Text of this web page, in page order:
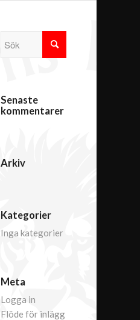
Senaste
kommentarer
Arkiv
Kategorier
Inga kategorier
Meta
Logga in
Flöde för inlägg